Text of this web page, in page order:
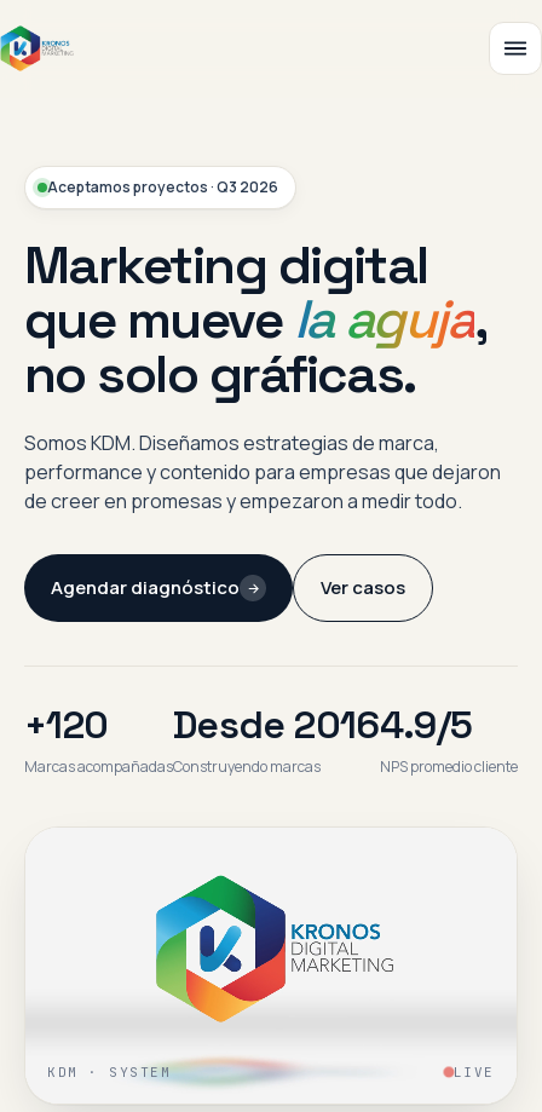
Aceptamos proyectos · Q3 2026
Marketing digital
que mueve la aguja,
no solo gráficas.
Somos KDM. Diseñamos estrategias de marca,
performance y contenido para empresas que dejaron
de creer en promesas y empezaron a medir todo.
Agendar diagnóstico Ver casos
+120
Marcas acompañadas
Desde 2016
Construyendo marcas
4.9/5
NPS promedio cliente
KDM · SYSTEM LIVE